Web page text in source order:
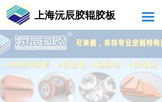
끀
上海沅辰胶辊胶板